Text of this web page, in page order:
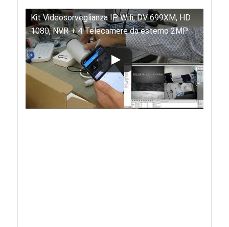
Kit Videosorveglianza IP Wifi, DV 699XM, HD
1080, NVR + 4 Telecamere da esterno 2MP